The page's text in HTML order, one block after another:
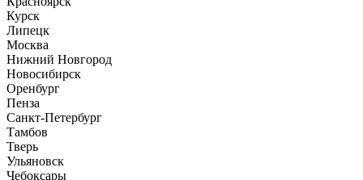
Курск
Липецк
Москва
Нижний Новгород
Новосибирск
Оренбург
Пенза
Санкт-Петербург
Тамбов
Тверь
Ульяновск
Чебоксары